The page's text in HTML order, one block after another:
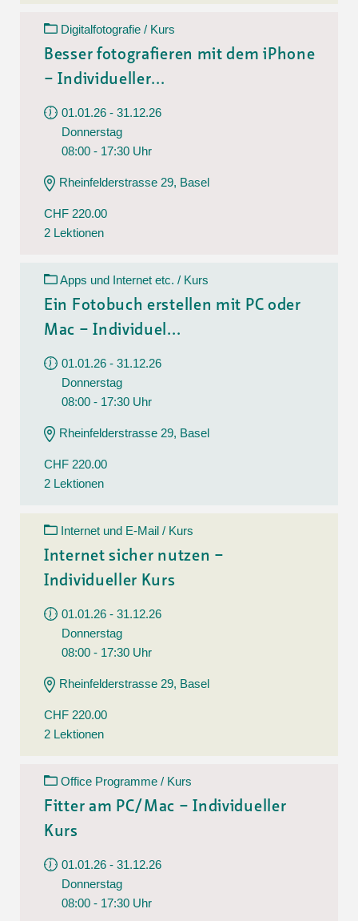
Digitalfotografie / Kurs
Besser fotografieren mit dem iPhone
– Individueller...
01.01.26 - 31.12.26
Donnerstag
08:00 - 17:30 Uhr
Rheinfelderstrasse 29, Basel
CHF 220.00
2 Lektionen
Apps und Internet etc. / Kurs
Ein Fotobuch erstellen mit PC oder
Mac – Individuel...
01.01.26 - 31.12.26
Donnerstag
08:00 - 17:30 Uhr
Rheinfelderstrasse 29, Basel
CHF 220.00
2 Lektionen
Internet und E-Mail / Kurs
Internet sicher nutzen –
Individueller Kurs
01.01.26 - 31.12.26
Donnerstag
08:00 - 17:30 Uhr
Rheinfelderstrasse 29, Basel
CHF 220.00
2 Lektionen
Office Programme / Kurs
Fitter am PC/Mac – Individueller
Kurs
01.01.26 - 31.12.26
Donnerstag
08:00 - 17:30 Uhr